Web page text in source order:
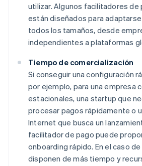
utilizar. Algunos facilitadores de
están diseñados para
todos los tamaños, desde
independientes a plataformas
Tiempo de comercialización
Si conseguir una configuración
por ejemplo, para una empresa
estacionales, una startup que
procesar pagos rápidamente o
Internet que busca un
facilitador de pago puede
onboarding rápido. En el caso
disponen de más tiempo y